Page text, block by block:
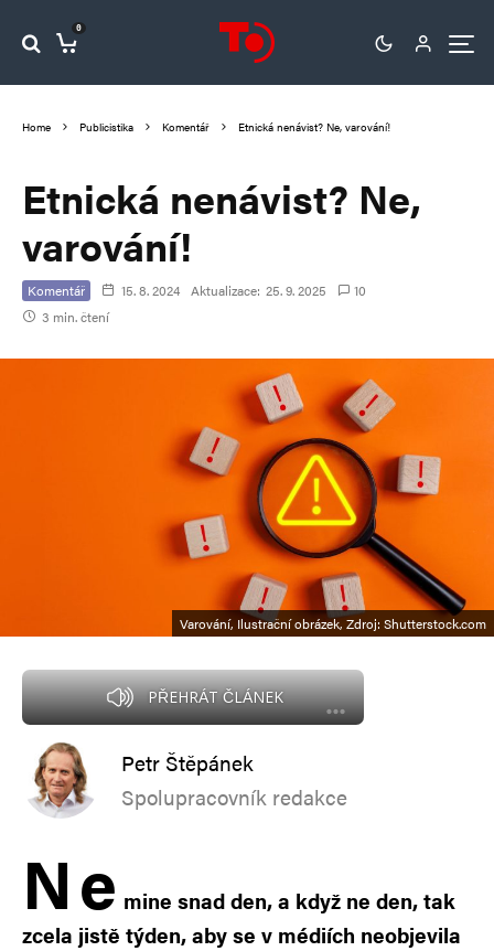
0
Home Publicistika Komentář Etnická nenávist? Ne, varování!
Etnická nenávist? Ne,
varování!
Komentář 15. 8. 2024 Aktualizace: 25. 9. 2025
10
3 min. čtení
Varování, Ilustrační obrázek, Zdroj: Shutterstock.com
PŘEHRÁT ČLÁNEK
Petr Štěpánek
Spolupracovník redakce
Ne mine snad den, a když ne den, tak
zcela jistě týden, aby se v médiích neobjevila